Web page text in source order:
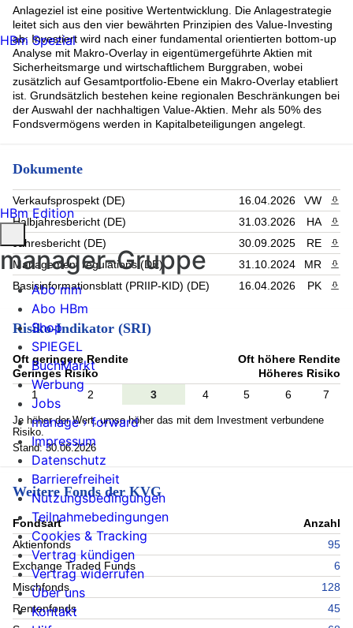
CRODA INTERNATIONAL PLC (1.78%)
DIASORIN SPA (1.66%)
Moneysupermarket.Com (1.54%)
Washtec Ag (1.48%)
Bytes Technology (1.48%)
Rest (17.22%)
Anlageziel ist eine positive Wertentwicklung. Die Anlagestrategie
leitet sich aus den vier bewährten Prinzipien des Value-Investing
ab: Investiert wird nach einer fundamental orientierten bottom-up
Analyse mit Makro-Overlay in eigentümergeführte Aktien mit
Sicherheitsmarge und wirtschaftlichem Burggraben, wobei
zusätzlich auf Gesamtportfolio-Ebene ein Makro-Overlay etabliert
ist. Grundsätzlich bestehen keine regionalen Beschränkungen bei
der Auswahl der nachhaltigen Value-Aktien. Mehr als 50% des
Fondsvermögens werden in Kapitalbeteiligungen angelegt.
Dokumente
Verkaufsprospekt (DE) 16.04.2026 VW
Halbjahresbericht (DE)
31.03.2026 HA
Jahresbericht (DE)
30.09.2025 RE
Management regulations (DE)
31.10.2024 MR
Basisinformationsblatt (PRIIP-KID) (DE)
16.04.2026 PK
Risiko-Indikator (SRI)
Oft geringere Rendite
Geringes Risiko
Oft höhere Rendite
Höheres Risiko
1
2 3 4 5 6 7
Je höher der Wert, umso höher das mit dem Investment verbundene
Risiko.
Stand: 30.06.2026
Weitere Fonds der KVG
Fondsart
Anzahl
Aktienfonds
95
Exchange Traded Funds
6
Mischfonds
128
Rentenfonds
45
HBm Spezial
HBm Edition
manager-Gruppe
Abo mm
Abo HBm
Shop
SPIEGEL
BuchMarkt
Werbung
Jobs
manage › forward
Impressum
Datenschutz
Barrierefreiheit
Nutzungsbedingungen
Teilnahmebedingungen
Cookies & Tracking
Vertrag kündigen
Vertrag widerrufen
Über uns
Kontakt